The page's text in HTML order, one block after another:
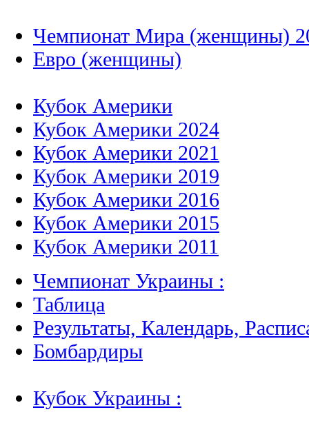
Чемпионат Мира (женщины)
Евро (женщины)
Кубок Америки
Кубок Америки 2024
Кубок Америки 2021
Кубок Америки 2019
Кубок Америки 2016
Кубок Америки 2015
Кубок Америки 2011
Чемпионат Украины :
Таблица
Результаты, Календарь,
Бомбардиры
Кубок Украины :